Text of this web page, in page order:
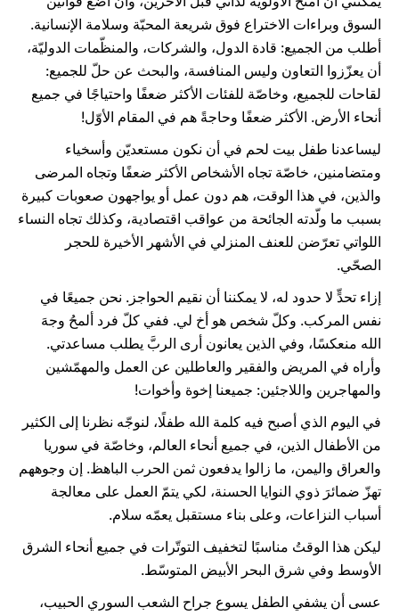
السوق وبراءات الاختراع فوق شريعة المحبّة وسلامة الإنسانية.
أطلب من الجميع: قادة الدول، والشركات، والمنظّمات الدوليّة،
أن يعزّزوا التعاون وليس المنافسة، والبحث عن حلّ للجميع:
لقاحات للجميع، وخاصّة للفئات الأكثر ضعفًا واحتياجًا في جميع
أنحاء الأرض. الأكثر ضعفًا وحاجةً هم في المقام الأوّل!
ليساعدنا طفل بيت لحم في أن نكون مستعديّن وأسخياء
ومتضامنين، خاصّة تجاه الأشخاص الأكثر ضعفًا وتجاه المرضى
والذين، في هذا الوقت، هم دون عمل أو يواجهون صعوبات كبيرة
بسبب ما ولّدته الجائحة من عواقب اقتصادية، وكذلك تجاه النساء
اللواتي تعرّضن للعنف المنزلي في الأشهر الأخيرة للحجر
الصحّي.
إزاء تحدٍّ لا حدود له، لا يمكننا أن نقيم الحواجز. نحن جميعًا في
نفس المركب. وكلّ شخص هو أخ لي. ففي كلّ فرد ألمحُ وجهَ
الله منعكسًا، وفي الذين يعانون أرى الربَّ يطلب مساعدتي.
وأراه في المريض والفقير والعاطلين عن العمل والمهمّشين
والمهاجرين واللاجئين: جميعنا إخوة وأخوات!
في اليوم الذي أصبح فيه كلمة الله طفلًا، لنوجّه نظرنا إلى الكثير
من الأطفال الذين، في جميع أنحاء العالم، وخاصّة في سوريا
والعراق واليمن، ما زالوا يدفعون ثمن الحرب الباهظ. إن وجوههم
تهزّ ضمائرَ ذوي النوايا الحسنة، لكي يتمّ العمل على معالجة
أسباب النزاعات، وعلى بناء مستقبل يعمّه سلام.
ليكن هذا الوقتُ مناسبًا لتخفيف التوتّرات في جميع أنحاء الشرق
الأوسط وفي شرق البحر الأبيض المتوسّط.
عسى أن يشفي الطفل يسوع جراح الشعب السوري الحبيب،